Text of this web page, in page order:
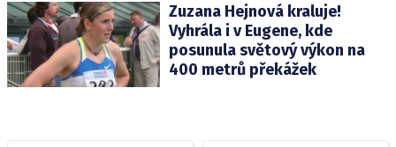
Zuzana Hejnová kraluje!
Vyhrála i v Eugene, kde
posunula světový výkon na
400 metrů překážek